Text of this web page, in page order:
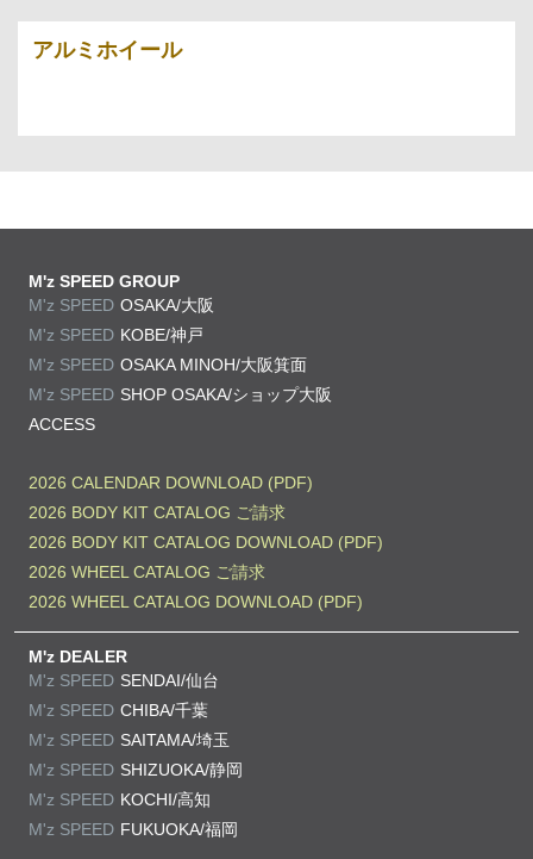
アルミホイール
M'z SPEED GROUP
M'z SPEED OSAKA/大阪
M'z SPEED KOBE/神戸
M'z SPEED OSAKA MINOH/大阪箕面
M'z SPEED SHOP OSAKA/ショップ大阪
ACCESS
2026 CALENDAR DOWNLOAD (PDF)
2026 BODY KIT CATALOG ご請求
2026 BODY KIT CATALOG DOWNLOAD (PDF)
2026 WHEEL CATALOG ご請求
2026 WHEEL CATALOG DOWNLOAD (PDF)
M'z DEALER
M'z SPEED SENDAI/仙台
M'z SPEED CHIBA/千葉
M'z SPEED SAITAMA/埼玉
M'z SPEED SHIZUOKA/静岡
M'z SPEED KOCHI/高知
M'z SPEED FUKUOKA/福岡